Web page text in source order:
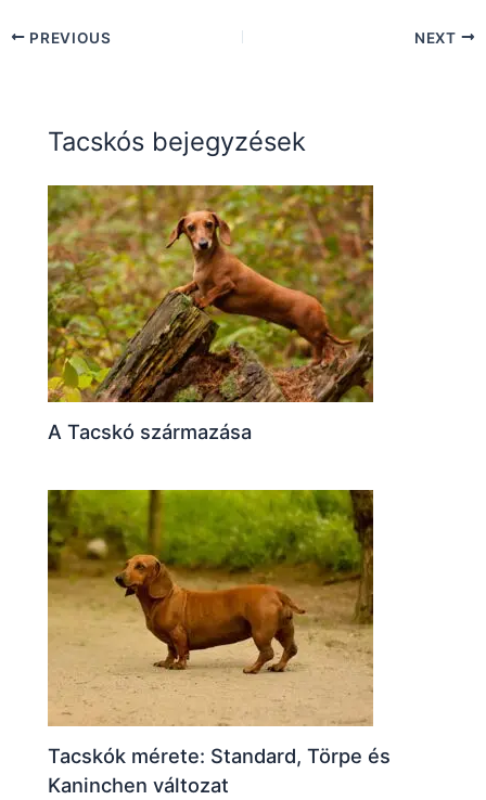
PREVIOUS NEXT
Tacskós bejegyzések
A Tacskó származása
Tacskók mérete: Standard, Törpe és
Kaninchen változat